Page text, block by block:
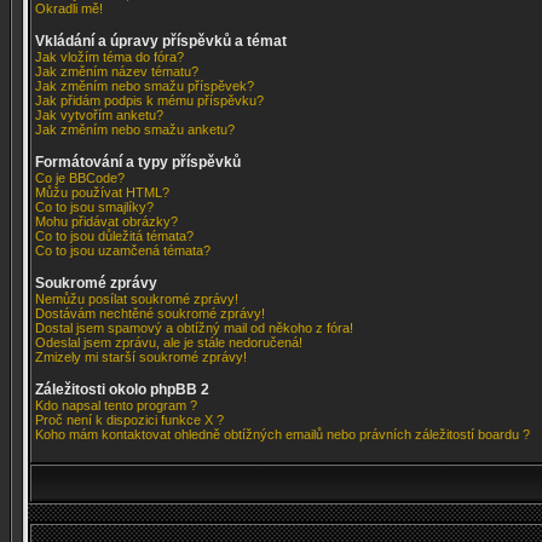
Okradli mě!
Vkládání a úpravy příspěvků a témat
Jak vložím téma do fóra?
Jak změním název tématu?
Jak změním nebo smažu příspěvek?
Jak přidám podpis k mému příspěvku?
Jak vytvořím anketu?
Jak změním nebo smažu anketu?
Formátování a typy příspěvků
Co je BBCode?
Můžu používat HTML?
Co to jsou smajlíky?
Mohu přidávat obrázky?
Co to jsou důležitá témata?
Co to jsou uzamčená témata?
Soukromé zprávy
Nemůžu posílat soukromé zprávy!
Dostávám nechtěné soukromé zprávy!
Dostal jsem spamový a obtížný mail od někoho z fóra!
Odeslal jsem zprávu, ale je stále nedoručená!
Zmizely mi starší soukromé zprávy!
Záležitosti okolo phpBB 2
Kdo napsal tento program ?
Proč není k dispozici funkce X ?
Koho mám kontaktovat ohledně obtížných emailů nebo právních záležitostí boardu ?